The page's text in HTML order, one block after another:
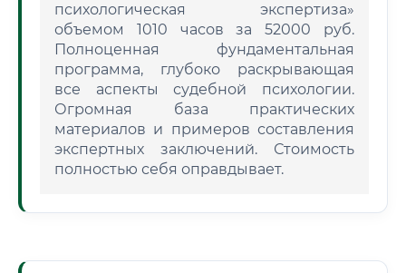
психологическая экспертиза»
объемом 1010 часов за 52000 руб.
Полноценная фундаментальная
программа, глубоко раскрывающая
все аспекты судебной психологии.
Огромная база практических
материалов и примеров составления
экспертных заключений. Стоимость
полностью себя оправдывает.